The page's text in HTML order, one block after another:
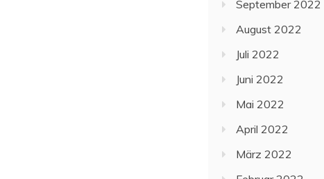
September 2022
August 2022
Juli 2022
Juni 2022
Mai 2022
April 2022
März 2022